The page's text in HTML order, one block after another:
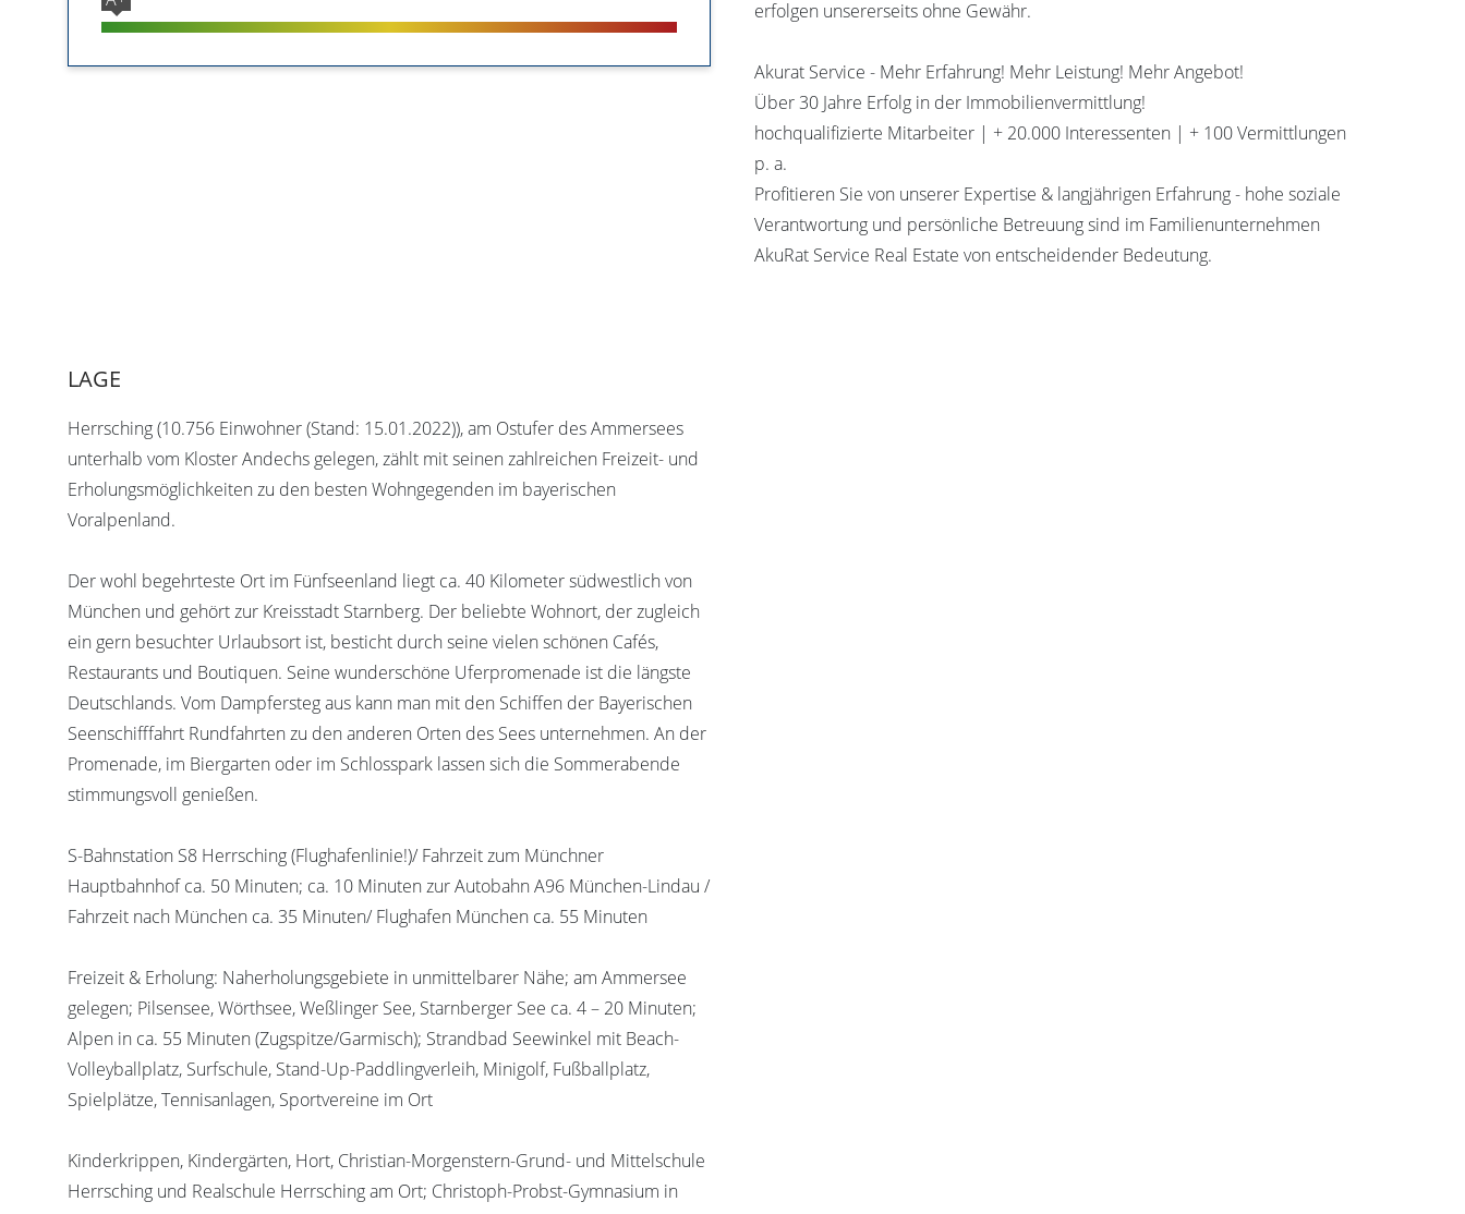
erfolgen unsererseits ohne Gewähr.
Akurat Service - Mehr Erfahrung! Mehr Leistung! Mehr Angebot!
Über 30 Jahre Erfolg in der Immobilienvermittlung!
hochqualifizierte Mitarbeiter | + 20.000 Interessenten | + 100 Vermittlungen
p. a.
Profitieren Sie von unserer Expertise & langjährigen Erfahrung - hohe soziale
Verantwortung und persönliche Betreuung sind im Familienunternehmen
AkuRat Service Real Estate von entscheidender Bedeutung.
LAGE
Herrsching (10.756 Einwohner (Stand: 15.01.2022)), am Ostufer des Ammersees
unterhalb vom Kloster Andechs gelegen, zählt mit seinen zahlreichen Freizeit- und
Erholungsmöglichkeiten zu den besten Wohngegenden im bayerischen
Voralpenland.
Der wohl begehrteste Ort im Fünfseenland liegt ca. 40 Kilometer südwestlich von
München und gehört zur Kreisstadt Starnberg. Der beliebte Wohnort, der zugleich
ein gern besuchter Urlaubsort ist, besticht durch seine vielen schönen Cafés,
Restaurants und Boutiquen. Seine wunderschöne Uferpromenade ist die längste
Deutschlands. Vom Dampfersteg aus kann man mit den Schiffen der Bayerischen
Seenschifffahrt Rundfahrten zu den anderen Orten des Sees unternehmen. An der
Promenade, im Biergarten oder im Schlosspark lassen sich die Sommerabende
stimmungsvoll genießen.
S-Bahnstation S8 Herrsching (Flughafenlinie!)/ Fahrzeit zum Münchner
Hauptbahnhof ca. 50 Minuten; ca. 10 Minuten zur Autobahn A96 München-Lindau /
Fahrzeit nach München ca. 35 Minuten/ Flughafen München ca. 55 Minuten
Freizeit & Erholung: Naherholungsgebiete in unmittelbarer Nähe; am Ammersee
gelegen; Pilsensee, Wörthsee, Weßlinger See, Starnberger See ca. 4 – 20 Minuten;
Alpen in ca. 55 Minuten (Zugspitze/Garmisch); Strandbad Seewinkel mit Beach-
Volleyballplatz, Surfschule, Stand-Up-Paddlingverleih, Minigolf, Fußballplatz,
Spielplätze, Tennisanlagen, Sportvereine im Ort
Kinderkrippen, Kindergärten, Hort, Christian-Morgenstern-Grund- und Mittelschule
Herrsching und Realschule Herrsching am Ort; Christoph-Probst-Gymnasium in